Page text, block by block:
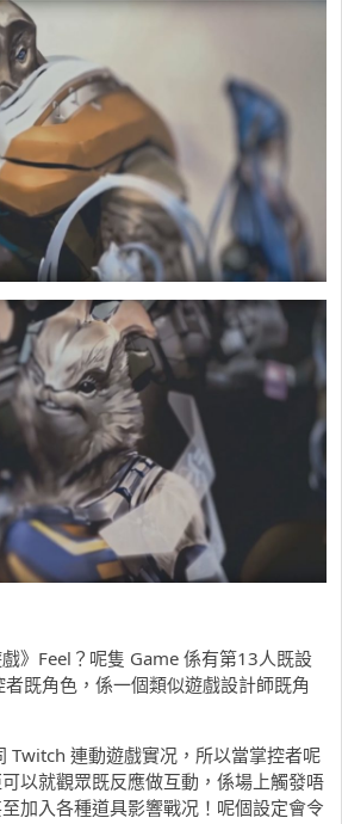
》Feel？呢隻 Game 係有第13人既設
既角色，係一個類似遊戲設計師既角
Twitch 連動遊戲實况，所以當掌控者呢
以就觀眾既反應做互動，係場上觸發唔
加入各種道具影響戰况！呢個設定會令